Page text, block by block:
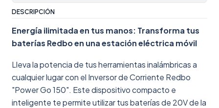
DESCRIPCIÓN
Energía ilimitada en tus manos: Transforma tus
baterías Redbo en una estación eléctrica móvil
Lleva la potencia de tus herramientas inalámbricas a
cualquier lugar con el Inversor de Corriente Redbo
"Power Go 150". Este dispositivo compacto e
inteligente te permite utilizar tus baterías de 20V de la